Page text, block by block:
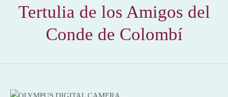
Tertulia de los Amigos del
Conde de Colombí